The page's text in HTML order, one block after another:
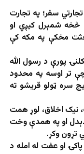
سفر؛ په تجارت
څخه شمېرل کیږي او
مخکې په مکه کې
پورې د رسول الله
تر اوسه په محدود
سره ټولو قریشو ته
نیک اخلاق، لوړ همت
او په همدې وخت
تړون وکړ.
او عفت له امله د